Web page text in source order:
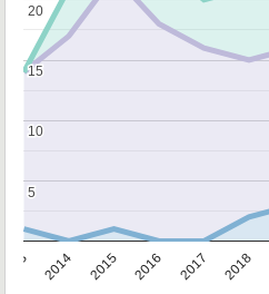
2014 2015 2016 2017 2018
5
5
10
10
15
15
20
20